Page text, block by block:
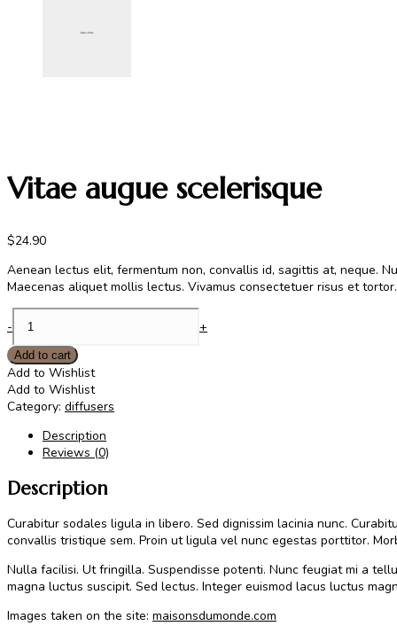
Vitae augue scelerisque
$24.90
Aenean lectus elit, fermentum non, convallis id, sagittis at, neque.
Maecenas aliquet mollis lectus. Vivamus consectetuer risus et
augue
scelerisque
quantity
- +
Add to cart
Add to Wishlist
Add to Wishlist
Category: diffusers
Description
Reviews (0)
Description
Curabitur sodales ligula in libero. Sed dignissim lacinia nunc.
convallis tristique sem. Proin ut ligula vel nunc egestas porttitor.
Nulla facilisi. Ut fringilla. Suspendisse potenti. Nunc feugiat mi a
magna luctus suscipit. Sed lectus. Integer euismod lacus luctus
Images taken on the site: maisonsdumonde.com